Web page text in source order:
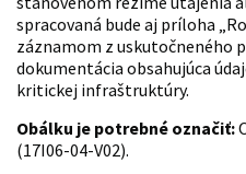
spracovaná bude aj príloha
záznamom z uskutočneného
dokumentácia obsahujúca
kritickej infraštruktúry.
Obálku je potrebné označiť:
(17I06-04-V02).